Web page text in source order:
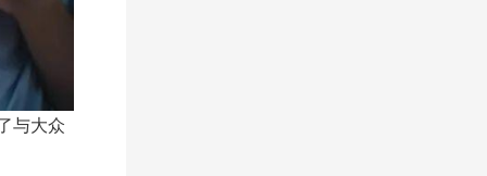
与大众